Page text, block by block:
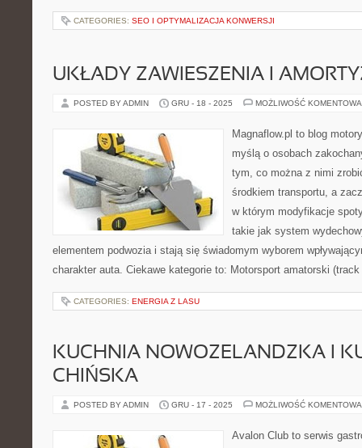
CATEGORIES: SEO I OPTYMALIZACJA KONWERSJI
UKŁADY ZAWIESZENIA I
POSTED BY ADMIN GRU - 18 - 2025 MOŻLIWOŚĆ
Magnaflow.pl to blog
myślą o osobach
tym, co można z nimi
środkiem transportu, a
w którym modyfikacje
takie jak system
elementem podwozia i stają się świadomym wyborem
charakter auta. Ciekawe kategorie to: Motorsport amatorski
CATEGORIES: ENERGIA Z LASU
KUCHNIA NOWOZELANDZKA I
CHIŃSKA
POSTED BY ADMIN GRU - 17 - 2025 MOŻLIWOŚĆ
Avalon Club to serwis